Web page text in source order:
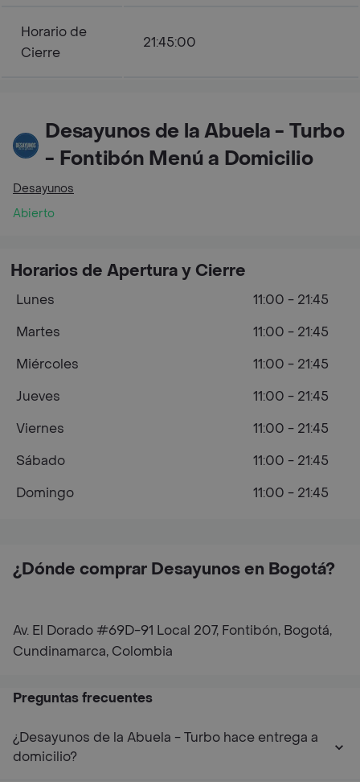
Horario de
Cierre
21:45:00
Desayunos de la Abuela - Turbo
- Fontibón Menú a Domicilio
Desayunos
Abierto
¿Dónde comprar Desayunos en Bogotá?
Av. El Dorado #69D-91 Local 207, Fontibón, Bogotá,
Cundinamarca, Colombia
Horarios de Apertura y Cierre
Lunes
11:00 - 21:45
Martes
11:00 - 21:45
Miércoles
11:00 - 21:45
Jueves
11:00 - 21:45
Viernes
11:00 - 21:45
Sábado
11:00 - 21:45
Domingo
11:00 - 21:45
Preguntas frecuentes
¿Desayunos de la Abuela - Turbo hace entrega a
domicilio?